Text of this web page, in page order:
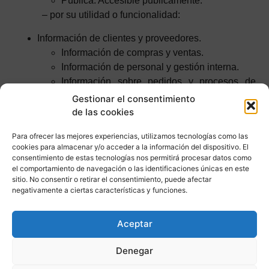
Gestionar el consentimiento
de las cookies
Para ofrecer las mejores experiencias, utilizamos tecnologías como las
cookies para almacenar y/o acceder a la información del dispositivo. El
consentimiento de estas tecnologías nos permitirá procesar datos como
el comportamiento de navegación o las identificaciones únicas en este
sitio. No consentir o retirar el consentimiento, puede afectar
negativamente a ciertas características y funciones.
Aceptar
Denegar
– por su utilidad o funcionalidad:
Información de clientes y proveedores.
Información de compras y ventas.
Información de personal y gestión interna.
Información sobre pedidos y procesos de
almacén.
– por el impacto por robo, borrado o pérdida:
daño de imagen
consecuencias legales
consecuencias económicas
paralización de la actividad
3.- Clasificación de la información
Asignar a cada tipo de información una etiqueta según
los criterios de clasificación establecidos.
4.- Tratamientos de seguridad disponibles